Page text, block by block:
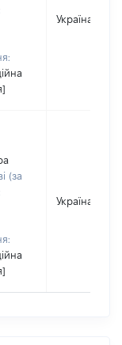
Україна
(за
Україна